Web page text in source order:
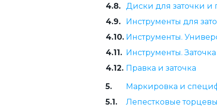
4.8. Диски для заточки
4.9.
Инструменты для
4.10. Инструменты.
4.11. Инструменты.
4.12. Правка и заточка
5.
Маркировка и
5.1.
Лепестковые